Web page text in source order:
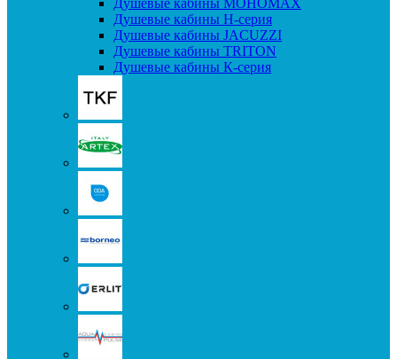
Душевые кабины МОНОМАХ
Душевые кабины H-серия
Душевые кабины JACUZZI
Душевые кабины TRITON
Душевые кабины К-серия